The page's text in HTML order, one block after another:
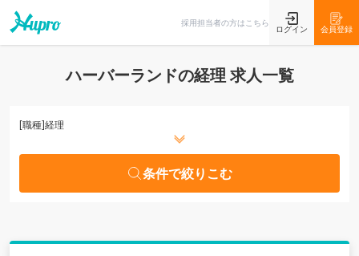
採用担当者の方はこちら
ログイン 会員登録
ハーバーランドの経理 求人一覧
[職種]経理
条件で絞りこむ